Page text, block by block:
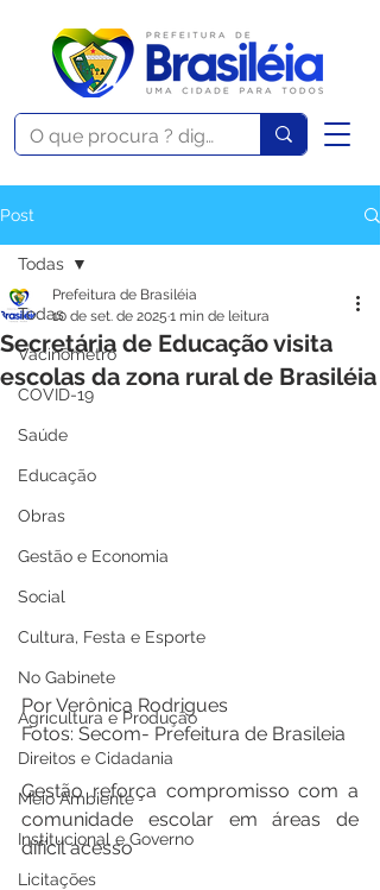
Post
Todas
Vacinômetro
COVID-19
Saúde
Educação
Obras
Gestão e Economia
Social
Cultura, Festa e Esporte
No Gabinete
Agricultura e Produção
Direitos e Cidadania
Meio Ambiente
Institucional e Governo
Licitações
Todas
Secretária de Educação visita
escolas da zona rural de Brasiléia
Prefeitura de Brasiléia
10 de set. de 2025 1 min de leitura
Por Verônica Rodrigues
Fotos: Secom- Prefeitura de Brasileia
Gestão reforça compromisso com a
comunidade escolar em áreas de
difícil acesso